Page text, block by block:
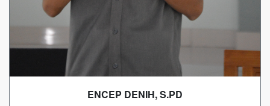
ENCEP DENIH, S.PD